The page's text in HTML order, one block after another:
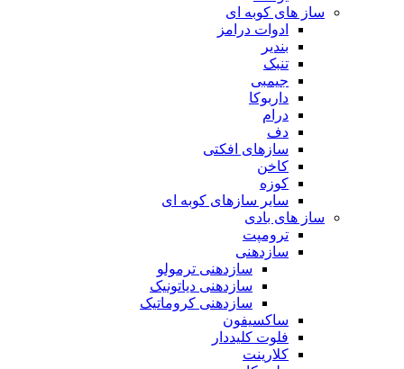
ساز های کوبه ای
ادوات درامز
بندیر
تنبک
جیمبی
داربوکا
درام
دف
سازهای افکتی
کاخن
کوزه
سایر سازهای کوبه ای
ساز های بادی
ترومپت
سازدهنی
سازدهنی ترمولو
سازدهنی دیاتونیک
سازدهنی کروماتیک
ساکسیفون
فلوت کلیددار
کلارینت